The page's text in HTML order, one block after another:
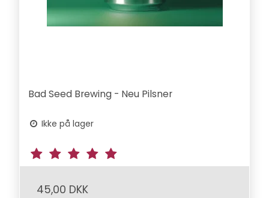
Bad Seed Brewing - Neu Pilsner
Ikke på lager
45,00 DKK